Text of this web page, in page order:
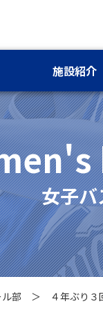
施設紹介
女子
部 ４年ぶり３